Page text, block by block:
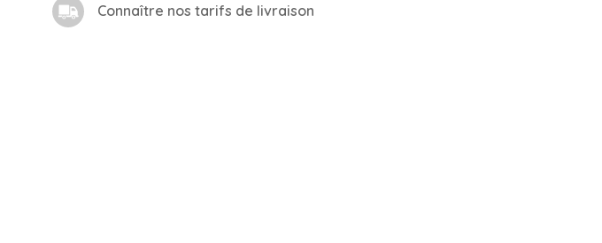
Connaître nos tarifs de livraison